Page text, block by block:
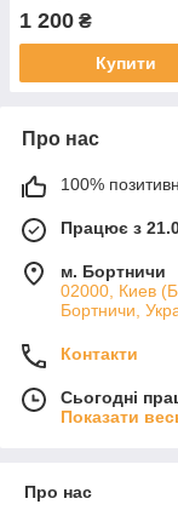
1 200 ₴
Купити
Про нас
100%
Працює з
м. Бортничи
02000, Киев
Бортничи,
Контакти
Сьогодні
Показати
Про нас